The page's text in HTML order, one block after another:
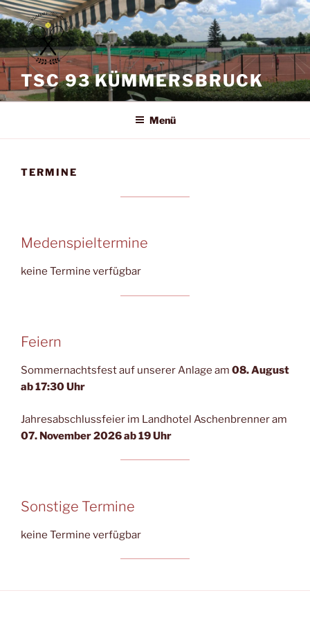
Zum
Inhalt
springen
TSC 93 KÜMMERSBRUCK
Menü
TERMINE
Medenspieltermine
keine Termine verfügbar
Feiern
Sommernachtsfest auf unserer Anlage am 08. August
ab 17:30 Uhr
Jahresabschlussfeier im Landhotel Aschenbrenner am
07. November 2026 ab 19 Uhr
Sonstige Termine
keine Termine verfügbar